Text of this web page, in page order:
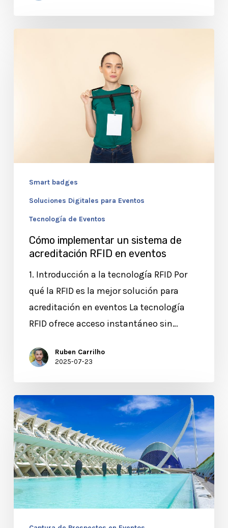
Smart badges
Soluciones Digitales para Eventos
Tecnología de Eventos
Cómo implementar un sistema de
acreditación RFID en eventos
1. Introducción a la tecnología RFID Por
qué la RFID es la mejor solución para
acreditación en eventos La tecnología
RFID ofrece acceso instantáneo sin…
Ruben Carrilho
2025-07-23
Las
ferias
de
empleo
españolas
se
digitalizan